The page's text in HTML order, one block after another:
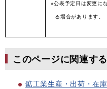
​※公表予定日は変更にな
る場合があります。
このページに関連す
鉱工業生産・出荷・在庫